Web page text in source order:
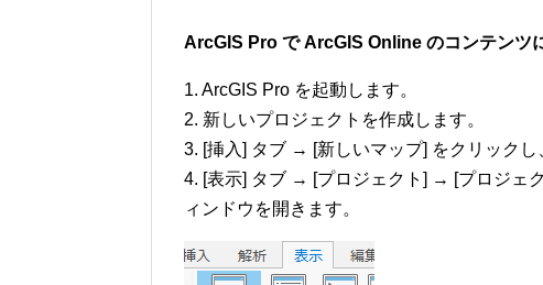
ArcGIS Pro で ArcGIS Online のコンテンツ
1. ArcGIS Pro を起動します。
2. 新しいプロジェクトを作成します。
3. [挿入] タブ → [新しいマップ] をクリックし
4. [表示] タブ → [プロジェクト] → [プロジェ
ィンドウを開きます。